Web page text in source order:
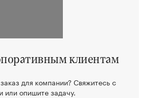
клиентам
для компании? Свяжитесьс
или опишите задачу.